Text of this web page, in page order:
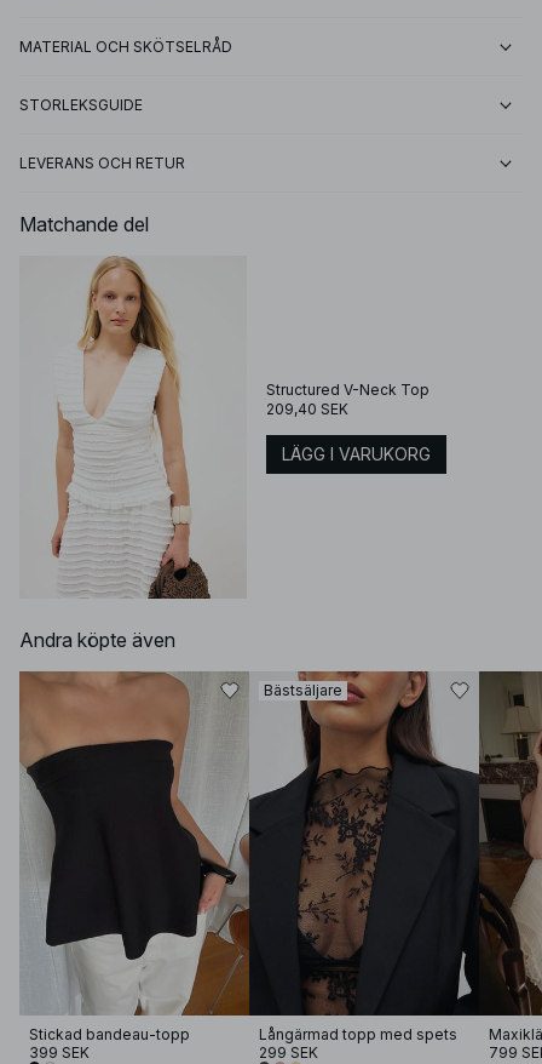
MATERIAL OCH SKÖTSELRÅD
STORLEKSGUIDE
LEVERANS OCH RETUR
Matchande del
Structured V-Neck Top
209,40 SEK
LÄGG I VARUKORG
Andra köpte även
Stickad bandeau-topp
399 SEK
Bästsäljare
Långärmad topp med spets
299 SEK
799